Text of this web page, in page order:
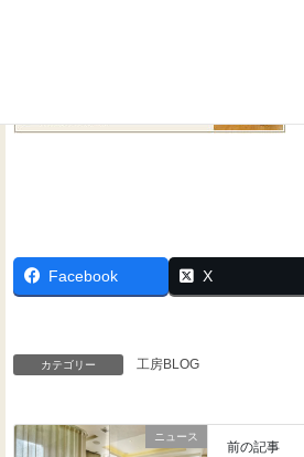
Facebook X
カテゴリー 工房BLOG
ニュース
前の記事